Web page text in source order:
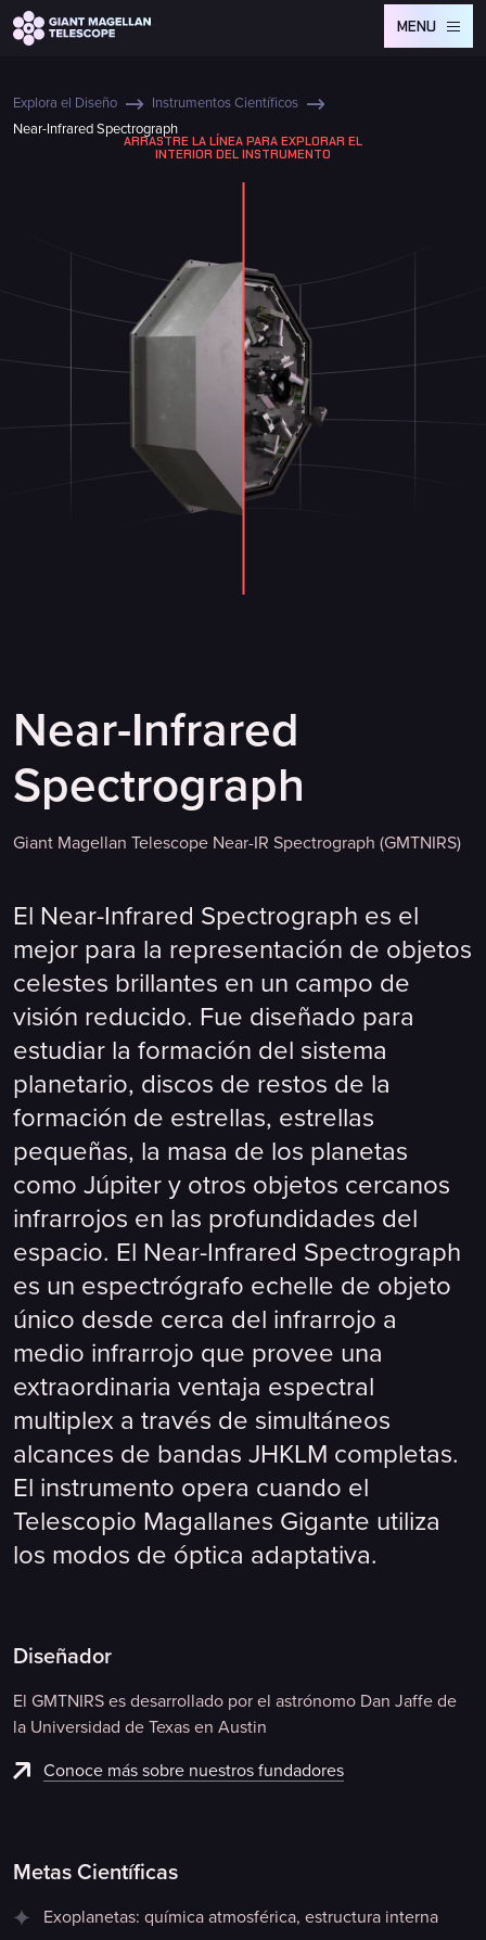
Global site tag (gtag.js) - Google Analytics
MENU
Explora el Diseño
Instrumentos Científicos
Near-Infrared Spectrograph
ARRASTRE LA LÍNEA PARA EXPLORAR EL
INTERIOR DEL INSTRUMENTO
Near-Infrared
Spectrograph
Giant Magellan Telescope Near-IR Spectrograph (GMTNIRS)
El Near-Infrared Spectrograph es el
mejor para la representación de objetos
celestes brillantes en un campo de
visión reducido. Fue diseñado para
estudiar la formación del sistema
planetario, discos de restos de la
formación de estrellas, estrellas
pequeñas, la masa de los planetas
como Júpiter y otros objetos cercanos
infrarrojos en las profundidades del
espacio. El Near-Infrared Spectrograph
es un espectrógrafo echelle de objeto
único desde cerca del infrarrojo a
medio infrarrojo que provee una
extraordinaria ventaja espectral
multiplex a través de simultáneos
alcances de bandas JHKLM completas.
El instrumento opera cuando el
Telescopio Magallanes Gigante utiliza
los modos de óptica adaptativa.
Diseñador
El GMTNIRS es desarrollado por el astrónomo Dan Jaffe de
la Universidad de Texas en Austin
Conoce más sobre nuestros fundadores
Metas Científicas
Exoplanetas: química atmosférica, estructura interna